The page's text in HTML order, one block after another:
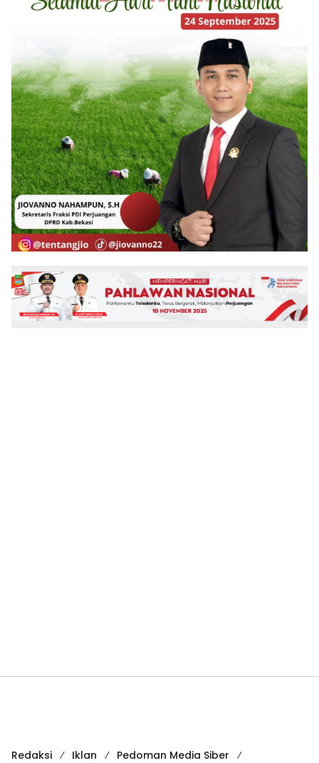
Redaksi Iklan Pedoman Media Siber